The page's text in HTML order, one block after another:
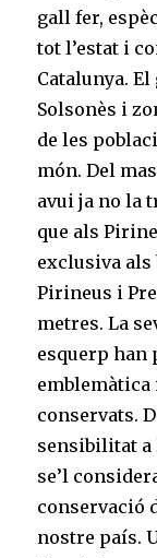
gall fer,
tot l’estat i
Catalunya.
Solsonès i
de les
món. Del
avui ja no la
que als
exclusiva als
Pirineus i
metres. La
esquerp han
emblemàtica
conservats.
sensibilitat a
se’l
conservació
nostre país.